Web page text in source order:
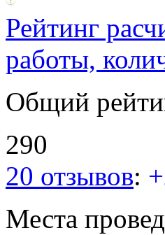
Рейтинг
работы,
Общий
290
20 отзывов:
Места